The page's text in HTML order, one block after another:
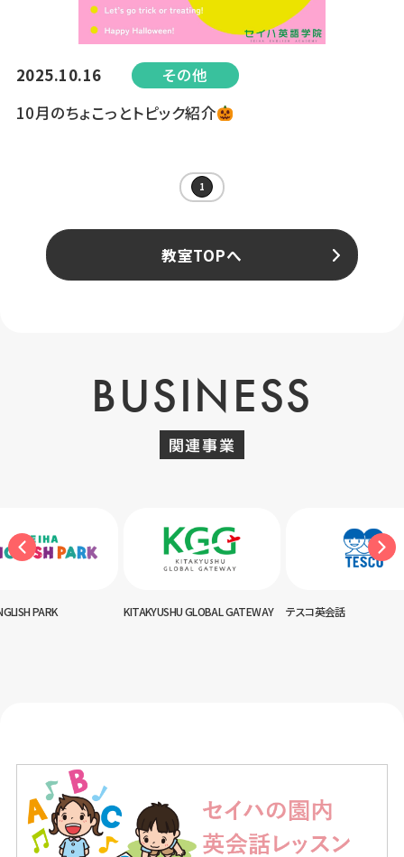
2025.10.16
その他
10月のちょこっとトピック紹介
1
教室TOPへ
BUSINESS
関連事業
PARK KITAKYUSHU GLOBAL GATEWAY テスコ英会話